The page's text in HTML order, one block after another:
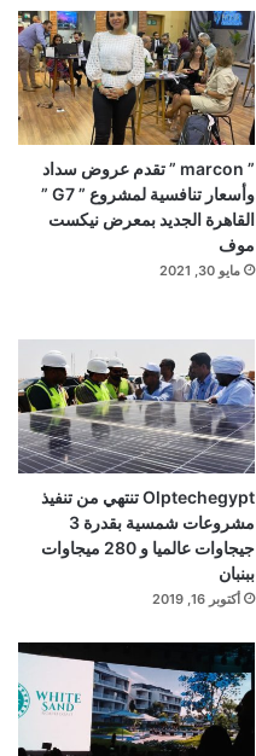
” marcon ” تقدم عروض سداد
وأسعار تنافسية لمشروع ” G7 ”
القاهرة الجديد بمعرض نيكست
موف
مايو 30, 2021
Olptechegypt تنتهي من تنفيذ
مشروعات شمسية بقدرة 3
جيجاوات عالميا و 280 ميجاوات
ببنبان
أكتوبر 16, 2019